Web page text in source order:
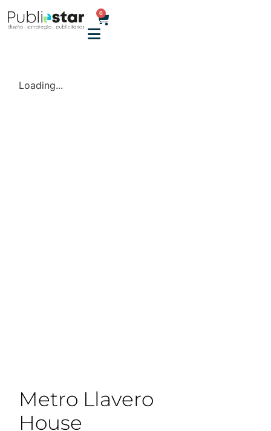
0
Loading...
Metro Llavero
House